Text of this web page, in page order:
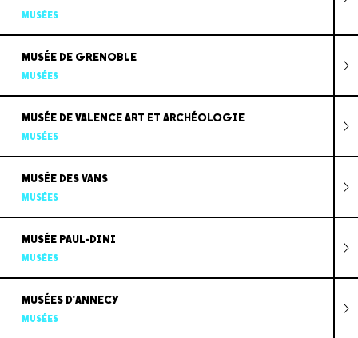
MUSÉES
MUSÉE DE GRENOBLE
MUSÉES
MUSÉE DE VALENCE ART ET ARCHÉOLOGIE
MUSÉES
MUSÉE DES VANS
MUSÉES
MUSÉE PAUL-DINI
MUSÉES
MUSÉES D'ANNECY
MUSÉES